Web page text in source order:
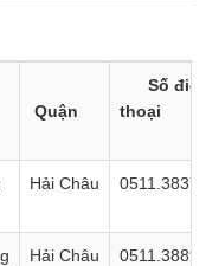
Quận
Số
thoại
Hải Châu
Hải Châu